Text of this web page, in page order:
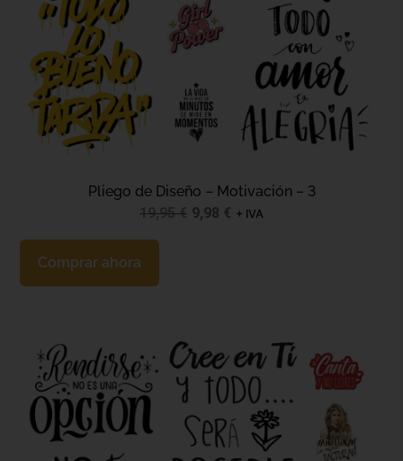
Pliego de Diseño – Motivación – 3
19,95€ 9,98 € + IVA
Comprar ahora